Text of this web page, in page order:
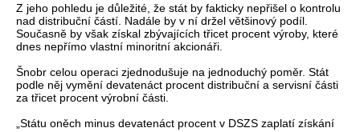
Z jeho pohledu je důležité, že stát by fakticky nepřišel o kontrolu
nad distribuční částí. Nadále by v ní držel většinový podíl.
Současně by však získal zbývajících třicet procent výroby, které
dnes nepřímo vlastní minoritní akcionáři.
Šnobr celou operaci zjednodušuje na jednoduchý poměr. Stát
podle něj vymění devatenáct procent distribuční a servisní části
za třicet procent výrobní části.
„Státu oněch minus devatenáct procent v DSZS zaplatí získání